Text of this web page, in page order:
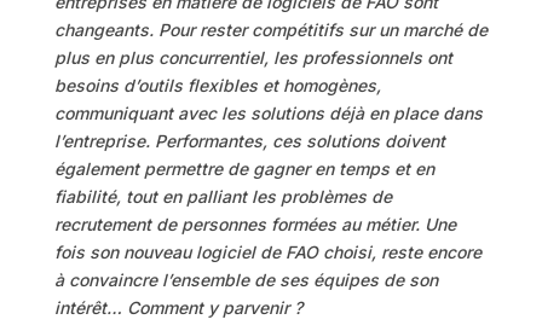
changeants. Pour rester compétitifs sur un marché de
plus en plus concurrentiel, les professionnels ont
besoins d’outils flexibles et homogènes,
communiquant avec les solutions déjà en place dans
l’entreprise. Performantes, ces solutions doivent
également permettre de gagner en temps et en
fiabilité, tout en palliant les problèmes de
recrutement de personnes formées au métier. Une
fois son nouveau logiciel de FAO choisi, reste encore
à convaincre l’ensemble de ses équipes de son
intérêt… Comment y parvenir ?